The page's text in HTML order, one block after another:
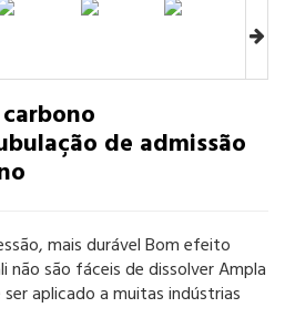
de admissão
mais durável Bom efeito
não são fáceis de dissolver Ampla
aplicado a muitas indústrias